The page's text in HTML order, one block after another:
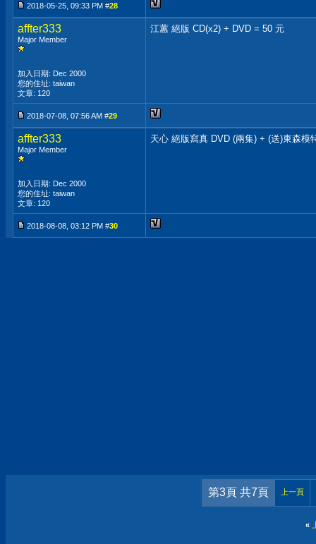
2018-05-25, 09:33 PM #28
affter333
Major Member
加入日期: Dec 2000
您的住址: taiwan
文章: 120
江蕙 絕版 CD(x2) + DVD = 50 元
2018-07-08, 07:56 AM #29
affter333
Major Member
加入日期: Dec 2000
您的住址: taiwan
文章: 120
天心 絕版寫真 DVD (兩集) + (送)東森模
2018-08-08, 03:12 PM #30
第3頁 共7頁 上一頁
«